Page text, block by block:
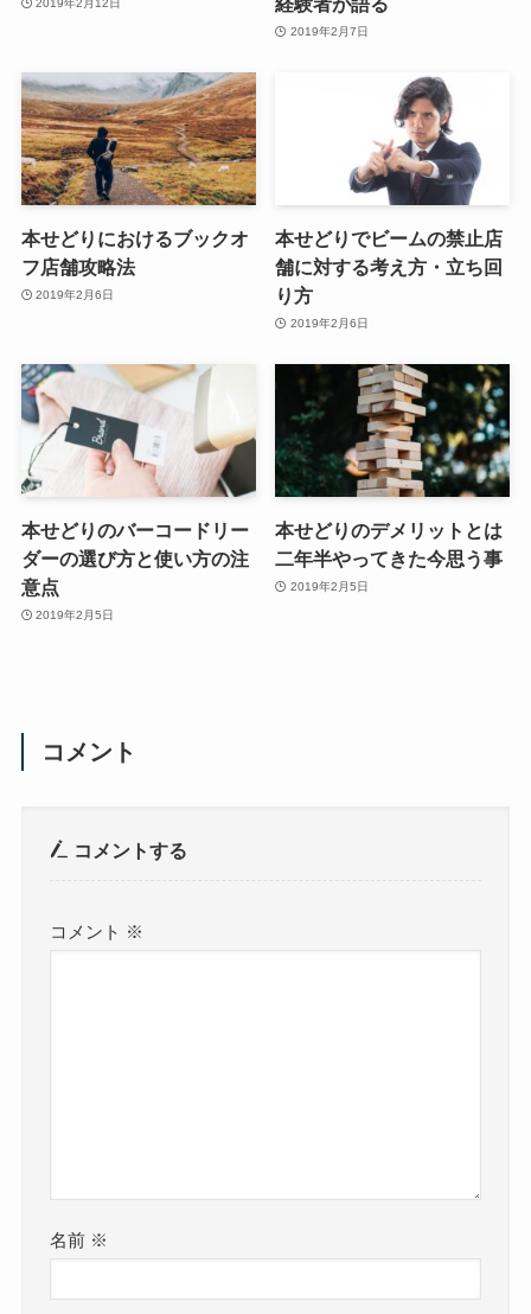
2019年2月12日
2019年2月7日
本せどりにおけるブックオ
フ店舗攻略法
2019年2月6日
本せどりでビームの禁止店
舗に対する考え方・立ち回
り方
2019年2月6日
本せどりのバーコードリー
ダーの選び方と使い方の注
意点
2019年2月5日
本せどりのデメリットとは
二年半やってきた今思う事
2019年2月5日
コメント
コメントする
コメント ※
名前 ※